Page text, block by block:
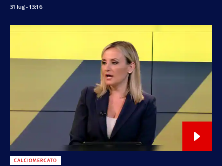
31 lug - 13:16
CALCIOMERCATO